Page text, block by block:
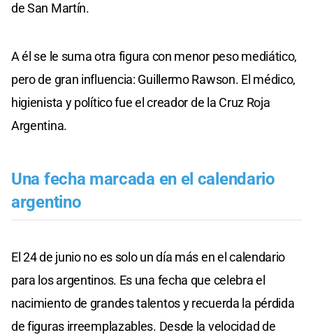
de San Martín.
A él se le suma otra figura con menor peso mediático,
pero de gran influencia: Guillermo Rawson. El médico,
higienista y político fue el creador de la Cruz Roja
Argentina.
Una fecha marcada en el calendario
argentino
El 24 de junio no es solo un día más en el calendario
para los argentinos. Es una fecha que celebra el
nacimiento de grandes talentos y recuerda la pérdida
de figuras irreemplazables. Desde la velocidad de